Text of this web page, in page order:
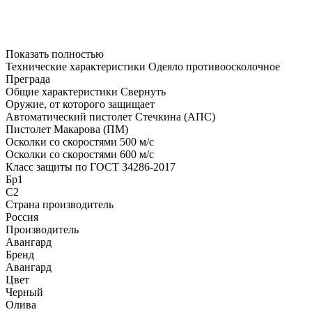
Показать полностью
Технические характеристики Одеяло противоосколочное
Преграда
Общие характеристики Свернуть
Оружие, от которого защищает
Автоматический пистолет Стечкина (АПС)
Пистолет Макарова (ПМ)
Осколки со скоростями 500 м/с
Осколки со скоростями 600 м/с
Класс защиты по ГОСТ 34286-2017
Бр1
С2
Страна производитель
Россия
Производитель
Авангард
Бренд
Авангард
Цвет
Черный
Олива